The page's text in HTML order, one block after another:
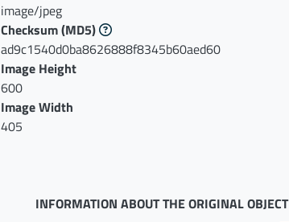
image/jpeg
Checksum(MD5)
ad9c1540d0ba8626888f8345b60aed60
Image Height
600
Image Width
405
INFORMATION ABOUT THE ORIGINAL OBJECT